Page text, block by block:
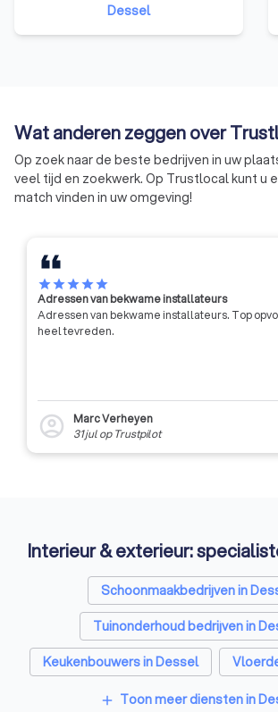
bevorderen en zo het
concurrentievermogen te
verlenen van technische
voorlichting, bijstand en advies
aan zijn leden, en het bijdragen
tot de algemene innovatie en
ontwikkeling in de bouwsector,
van de industrie en de overheid.
Dessel
Wat anderen zeggen over
Op zoek naar de beste bedrijven in uw
veel tijd en zoekwerk. Op Trustlocal kunt u
match vinden in uw omgeving!
starstarstarstarstar
Adressen van bekwame installateurs
Adressen van bekwame installateurs. Top
heel tevreden.
account_circle
Marc Verheyen
31 julop Trustpilot
Interieur & exterieur:
Schoonmaakbedrijven in
Tuinonderhoud bedrijven in
Keukenbouwers in Dessel
add Toon meer diensten in